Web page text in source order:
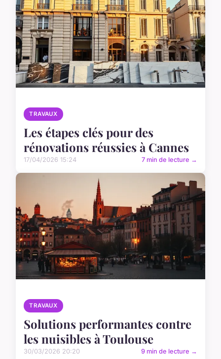
TRAVAUX
Les étapes clés pour des
rénovations réussies à Cannes
17/04/2026 15:24 7 min de lecture →
TRAVAUX
Solutions performantes contre
les nuisibles à Toulouse
30/03/2026 20:20 9 min de lecture →